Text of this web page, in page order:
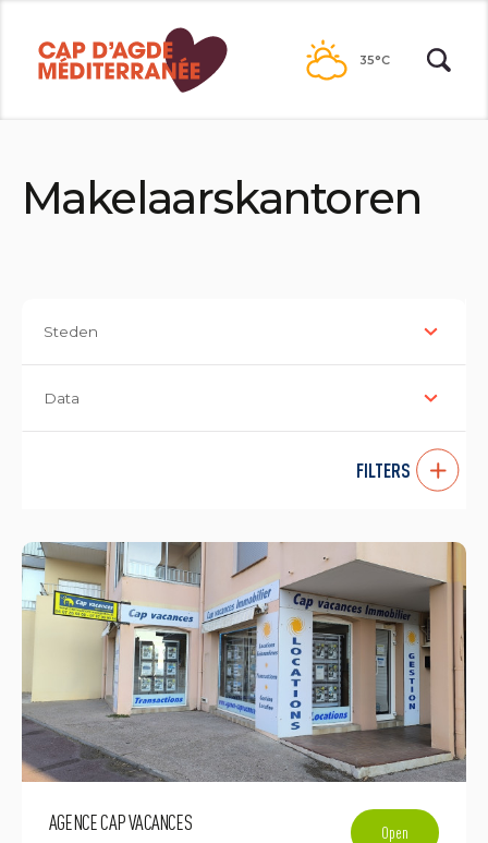
inhoud
35°C
Makelaarskantoren
Steden
Data
FILTERS
AGENCE CAP VACANCES Open